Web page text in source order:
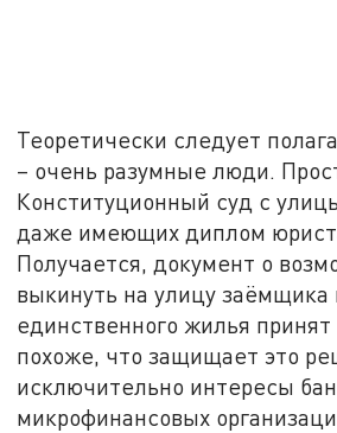
Теоретически следует
– очень разумные люди.
Конституционный суд с
даже имеющих диплом
Получается, документ о
выкинуть на улицу заёмщика
единственного жилья
похоже, что защищает это
исключительно интересы
микрофинансовых